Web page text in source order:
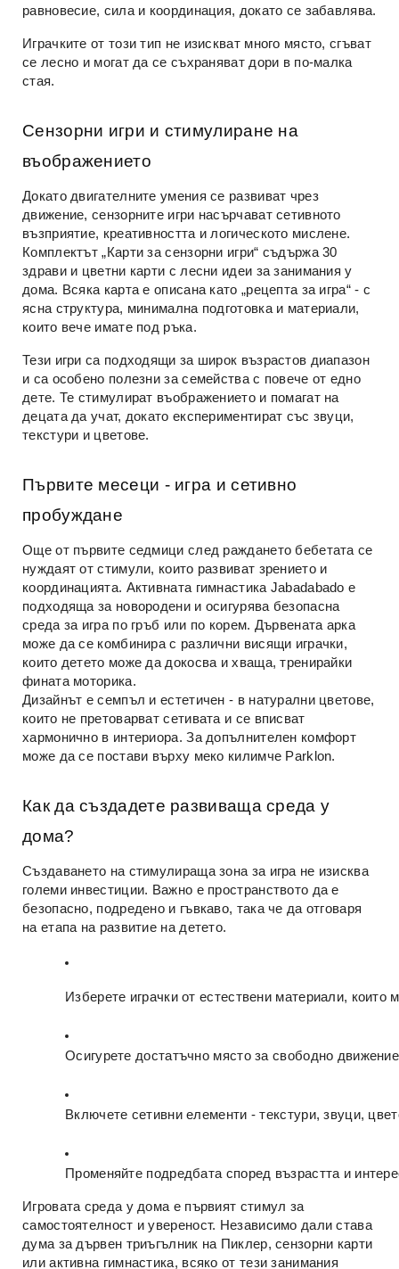
равновесие, сила и координация, докато се забавлява.
Играчките от този тип не изискват много място, сгъват
се лесно и могат да се съхраняват дори в по-малка
стая.
Сензорни игри и стимулиране на
въображението
Докато двигателните умения се развиват чрез
движение, сензорните игри насърчават сетивното
възприятие, креативността и логическото мислене.
Комплектът „Карти за сензорни игри“ съдържа 30
здрави и цветни карти с лесни идеи за занимания у
дома. Всяка карта е описана като „рецепта за игра“ - с
ясна структура, минимална подготовка и материали,
които вече имате под ръка.
Тези игри са подходящи за широк възрастов диапазон
и са особено полезни за семейства с повече от едно
дете. Те стимулират въображението и помагат на
децата да учат, докато експериментират със звуци,
текстури и цветове.
Първите месеци - игра и сетивно
пробуждане
Още от първите седмици след раждането бебетата се
нуждаят от стимули, които развиват зрението и
координацията. Активната гимнастика Jabadabado е
подходяща за новородени и осигурява безопасна
среда за игра по гръб или по корем. Дървената арка
може да се комбинира с различни висящи играчки,
които детето може да докосва и хваща, тренирайки
фината моторика.
Дизайнът е семпъл и естетичен - в натурални цветове,
които не претоварват сетивата и се вписват
хармонично в интериора. За допълнителен комфорт
може да се постави върху меко килимче Parklon.
Как да създадете развиваща среда у
дома?
Създаването на стимулираща зона за игра не изисква
големи инвестиции. Важно е пространството да е
безопасно, подредено и гъвкаво, така че да отговаря
на етапа на развитие на детето.
Изберете играчки от естествени материали, които
Осигурете достатъчно място за свободно
Включете сетивни елементи - текстури, звуци,
Променяйте подредбата според възрастта и
Игровата среда у дома е първият стимул за
самостоятелност и увереност. Независимо дали става
дума за дървен триъгълник на Пиклер, сензорни карти
или активна гимнастика, всяко от тези занимания